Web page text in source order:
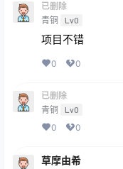
已删除
青铜
Lv0
项目不错
0 0
已删除
青铜
Lv0
0 0
草摩由希